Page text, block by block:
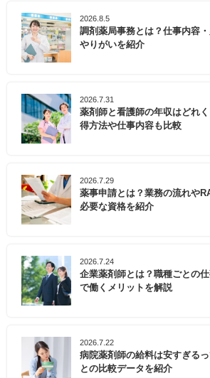
2026.8.5
調剤薬局事務とは？仕事内容
やりがいを紹介
2026.7.31
薬剤師と看護師の年収はどれ
得方法や仕事内容も比較
2026.7.29
薬事申請とは？業務の流れや
必要な資格を紹介
2026.7.24
企業薬剤師とは？職種ごとの
で働くメリットを解説
2026.7.22
病院薬剤師の給料は安すぎる
との比較データを紹介